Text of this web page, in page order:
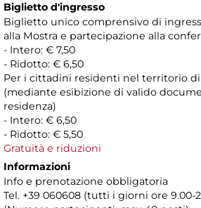
Biglietto d'ingresso
Biglietto unico comprensivo di
alla Mostra e partecipazione alla
- Intero: € 7,50
- Ridotto: € 6,50
Per i cittadini residenti nel territorio di
(mediante esibizione di valido
residenza)
- Intero: € 6,50
- Ridotto: € 5,50
Gratuità e riduzioni
Informazioni
Info e prenotazione obbligatoria
Tel. +39 060608 (tutti i giorni ore 9.00-